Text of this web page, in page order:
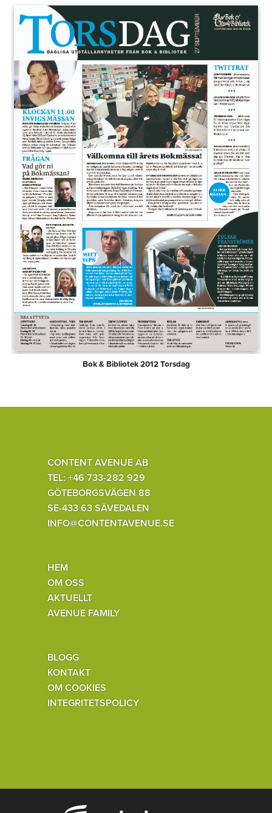
Bok & Bibliotek 2012 Torsdag
CONTENT AVENUE AB
TEL: +46 733-282 929
GÖTEBORGSVÄGEN 88
SE-433 63 SÄVEDALEN
INFO@CONTENTAVENUE.SE
HEM
OM OSS
AKTUELLT
AVENUE FAMILY
BLOGG
KONTAKT
OM COOKIES
INTEGRITETSPOLICY